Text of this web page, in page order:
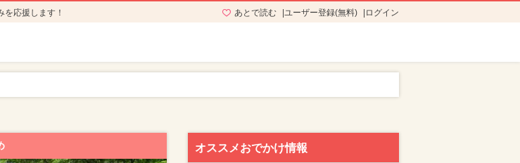
応援します！ あとで読む ユーザー登録(無料) ログイン
オススメおでかけ情報